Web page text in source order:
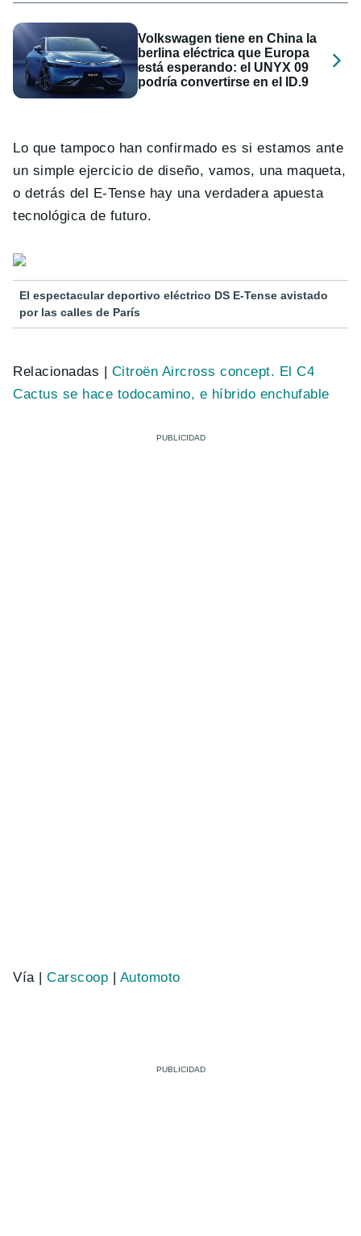
Volkswagen tiene en China la
berlina eléctrica que Europa
está esperando: el UNYX 09
podría convertirse en el ID.9
Lo que tampoco han confirmado es si estamos ante
un simple ejercicio de diseño, vamos, una maqueta,
o detrás del E-Tense hay una verdadera apuesta
tecnológica de futuro.
El espectacular deportivo eléctrico DS E-Tense avistado
por las calles de París
Relacionadas | Citroën Aircross concept. El C4
Cactus se hace todocamino, e híbrido enchufable
Vía |Carscoop | Automoto